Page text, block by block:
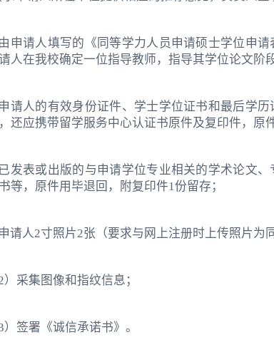
申请人填写的《同等学力人员申请硕士学位申请
人在我校确定一位指导教师，指导其学位论文阶
请人的有效身份证件、学士学位证书和最后学历
还应携带留学服务中心认证书原件及复印件，原
发表或出版的与申请学位专业相关的学术论文、
等，原件用毕退回，附复印件1份留存；
请人2寸照片2张（要求与网上注册时上传照片为
2）采集图像和指纹信息；
3）签署《诚信承诺书》。